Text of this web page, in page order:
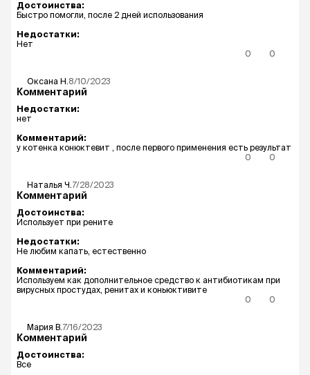
Достоинства:
Быстро помогли, после 2 дней использования
Недостатки:
Нет
0
0
Оксана Н. 8/10/2023
Комментарий
Недостатки:
нет
Комментарий:
у котенка конюктевит , после первого применения есть результат
0
0
Наталья Ч. 7/28/2023
Комментарий
Достоинства:
Использует при рените
Недостатки:
Не любим капать, естественно
Комментарий:
Используем как дополнительное средство к антибиотикам при
вирусных простудах, ренитах и коньюктивите
0
0
Мария В. 7/16/2023
Комментарий
Достоинства:
Все